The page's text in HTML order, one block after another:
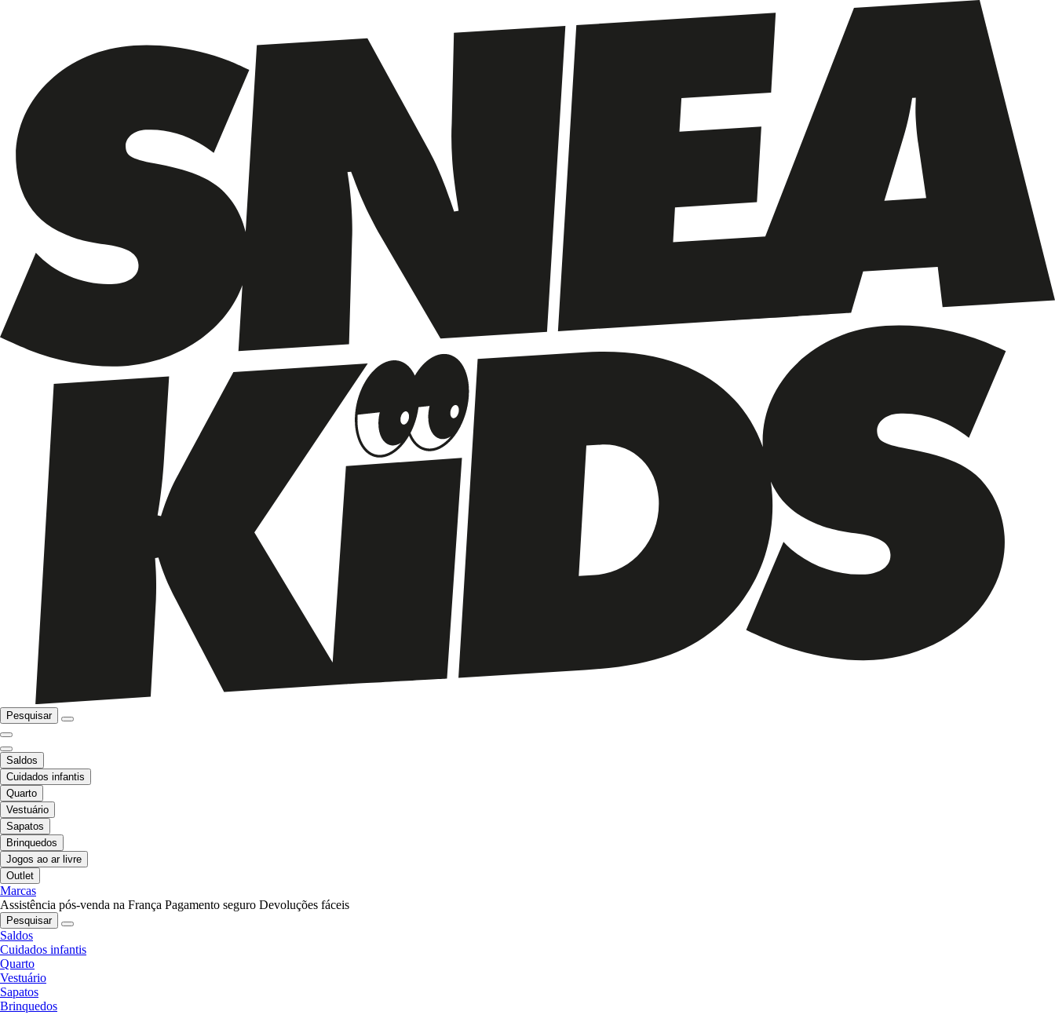
Pesquisar
Saldos
Cuidados infantis
Quarto
Vestuário
Sapatos
Brinquedos
Jogos ao ar livre
Outlet
Marcas
Assistência pós-venda na França Pagamento seguro Devoluções fáceis
Pesquisar
Saldos
Cuidados infantis
Quarto
Vestuário
Sapatos
Brinquedos